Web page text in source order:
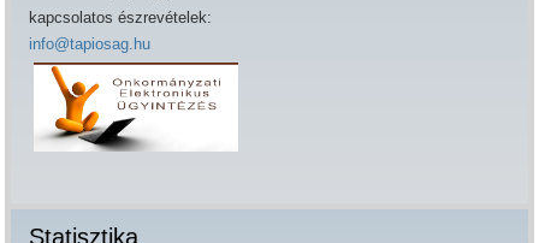
kapcsolatos észrevételek:
info@tapiosag.hu
Statisztika